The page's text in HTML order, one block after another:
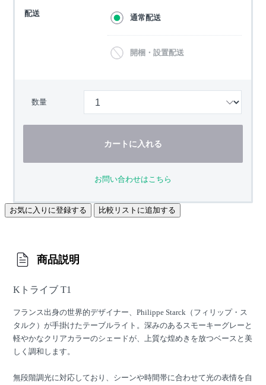
配送 通常配送
開梱・設置配送
数量
カートに入れる
お問い合わせはこちら
お気に入りに登録する 比較リストに追加する
商品説明
Kトライブ T1
フランス出身の世界的デザイナー、Philippe Starck（フィリップ・ス
タルク）が手掛けたテーブルライト。深みのあるスモーキーグレーと
軽やかなクリアカラーのシェードが、上質な煌めきを放つベースと美
しく調和します。
無段階調光に対応しており、シーンや時間帯に合わせて光の表情を自